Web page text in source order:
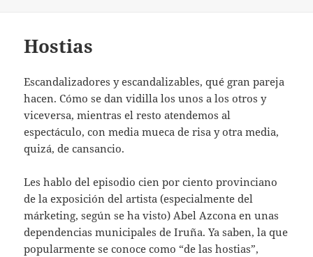
Hostias
Escandalizadores y escandalizables, qué gran pareja
hacen. Cómo se dan vidilla los unos a los otros y
viceversa, mientras el resto atendemos al
espectáculo, con media mueca de risa y otra media,
quizá, de cansancio.
Les hablo del episodio cien por ciento provinciano
de la exposición del artista (especialmente del
márketing, según se ha visto) Abel Azcona en unas
dependencias municipales de Iruña. Ya saben, la que
popularmente se conoce como “de las hostias”,